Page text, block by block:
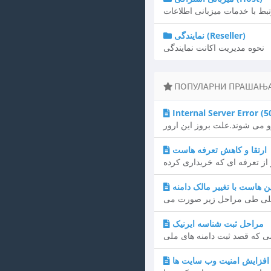
با خدمات میزبانی اطلاعات
نمایندگی (Reseller)
نحوه مدیریت اکانت نمایندگی
ПОПУЛАРНИ
ارتقا و کاهش تعرفه هاست
هاست با تغییر مالک دامنه
مراحل ثبت شناسه ایرنیک
افزایش امنیت وب سایت ها